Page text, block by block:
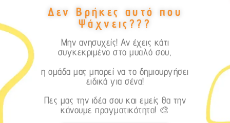
Δεν Βρήκες αυτό που
Ψάχνεις???
Μην ανησυχείς! Αν έχεις κάτι
συγκεκριμένο στο μυαλό σου,
η ομάδα μας μπορεί να το δημιουργήσει
ειδικά για σένα!
Πες μας την ιδέα σου και εμείς θα την
κάνουμε πραγματικότητα! 🎨